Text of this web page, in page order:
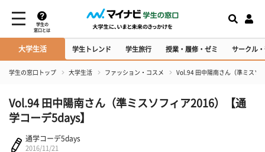
学生の
窓口とは
大学生活 学生トレンド 学生旅行 授業・履修・ゼミ サークル
学生の窓口トップ 大学生活 ファッション・コスメ Vol.94 田中陽南さん（準ミスソ
Vol.94 田中陽南さん（準ミスソフィア2016）【通
学コーデ5days】
通学コーデ5days
2016/11/21